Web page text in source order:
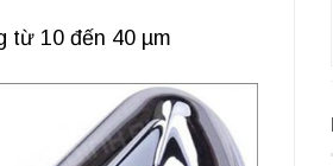
từ 10 đến 40 µm